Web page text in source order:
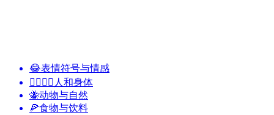
😂表情符号与情感
👩‍❤️‍💋‍👨 人和身体
🐝动物与自然
🍕食物与饮料